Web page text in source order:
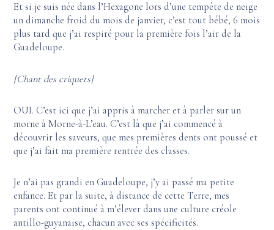
Et si je suis née dans l’Hexagone lors d’une tempête de neige
un dimanche froid du mois de janvier, c’est tout bébé, 6 mois
plus tard que j’ai respiré pour la première fois l’air de la
Guadeloupe.
[Chant des criquets]
OUI. C’est ici que j’ai appris à marcher et à parler sur un
morne à Morne-à-L’eau. C’est là que j’ai commencé à
découvrir les saveurs, que mes premières dents ont poussé et
que j’ai fait ma première rentrée des classes.
Je n’ai pas grandi en Guadeloupe, j’y ai passé ma petite
enfance. Et par la suite, à distance de cette Terre, mes
parents ont continué à m’élever dans une culture créole
antillo-guyanaise, chacun avec ses spécificités.